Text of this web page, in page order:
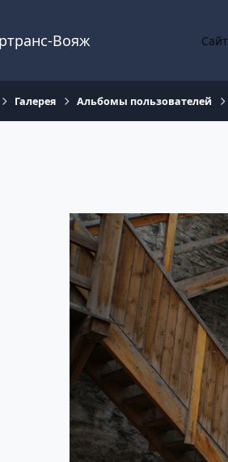
Вояж Сайт
Галерея Альбомы пользователей